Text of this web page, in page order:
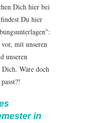
Dich hier bei
Du hier
mit unseren
unseren
Wäre doch
in